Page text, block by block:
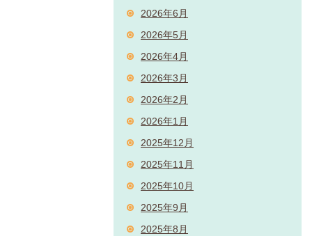
2026年6月
2026年5月
2026年4月
2026年3月
2026年2月
2026年1月
2025年12月
2025年11月
2025年10月
2025年9月
2025年8月